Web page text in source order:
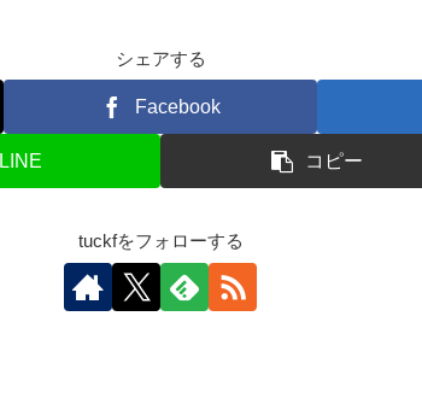
シェアする
Facebook
LINE コピー
tuckfをフォローする